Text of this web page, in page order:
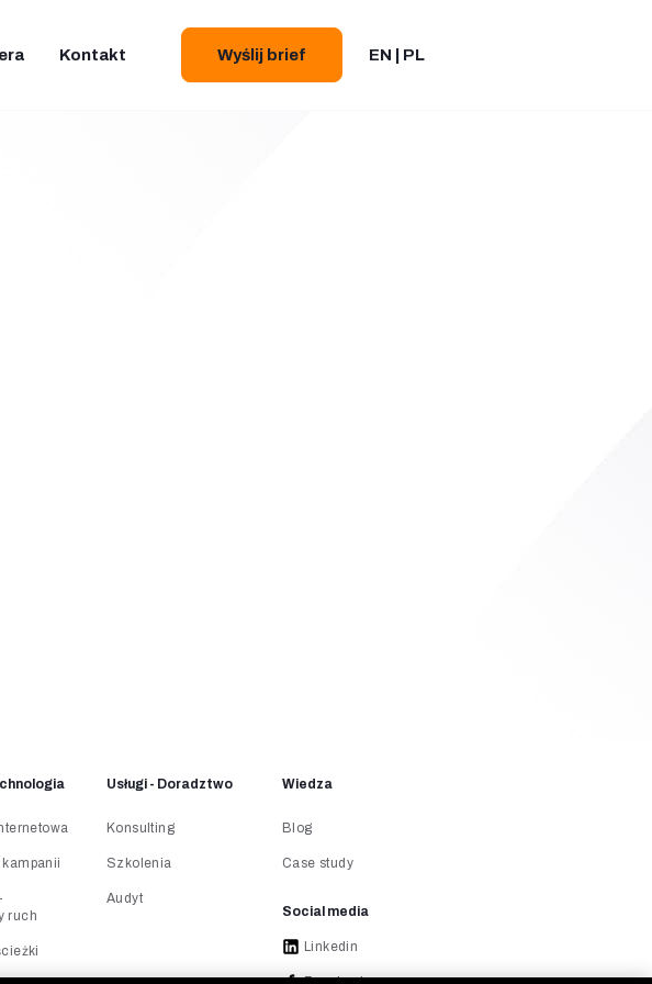
Kontakt Wyślij brief EN PL
ruch
Usługi - Doradztwo
Konsulting
Szkolenia
Audyt
Wiedza
Blog
Case study
Social media
Linkedin